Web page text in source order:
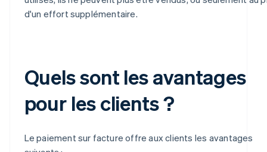
d'un effort supplémentaire.
Quels sont les avantages
pour les clients ?
Le paiement sur facture offre aux clients les avantages